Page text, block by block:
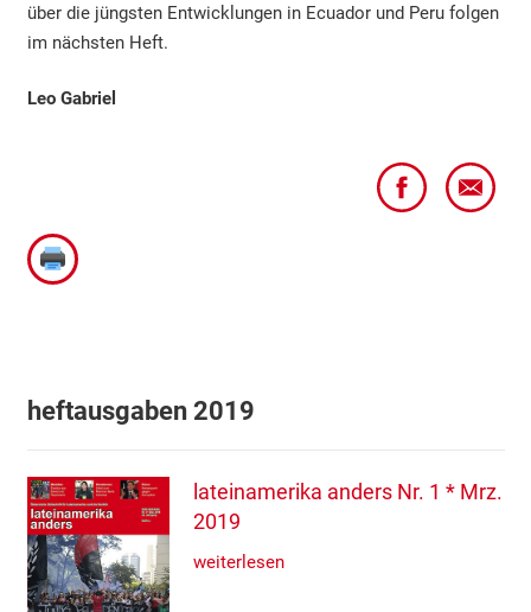
über die jüngsten Entwicklungen in Ecuador und Peru folgen
im nächsten Heft.
Leo Gabriel
heftausgaben 2019
lateinamerika anders Nr. 1 * Mrz.
2019
weiterlesen